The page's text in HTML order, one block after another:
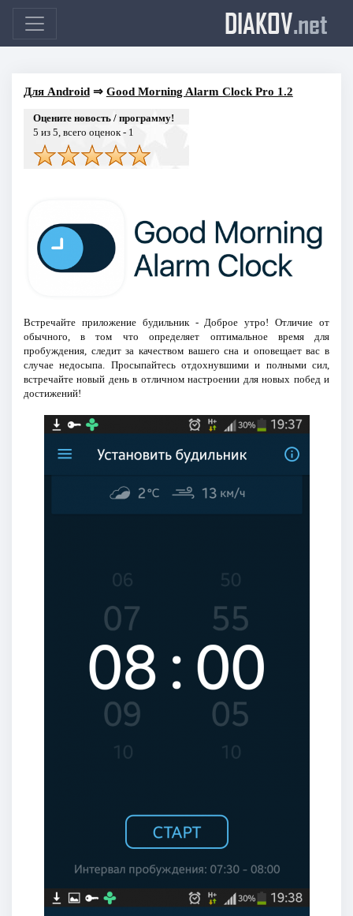
DIAKOV.net
Для Android⇒ Good Morning Alarm Clock Pro 1.2
Оцените новость / программу!
5 из 5, всего оценок - 1
Встречайте приложение будильник - Доброе утро! Отличие от
обычного, в том что определяет оптимальное время для
пробуждения, следит за качеством вашего сна и оповещает вас в
случае недосыпа. Просыпайтесь отдохнувшими и полными сил,
встречайте новый день в отличном настроении для новых побед и
достижений!